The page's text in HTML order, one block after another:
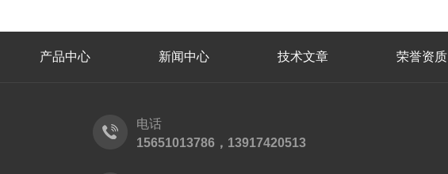
产品中心 新闻中心 技术文章 荣誉资质
电话
15651013786，13917420513